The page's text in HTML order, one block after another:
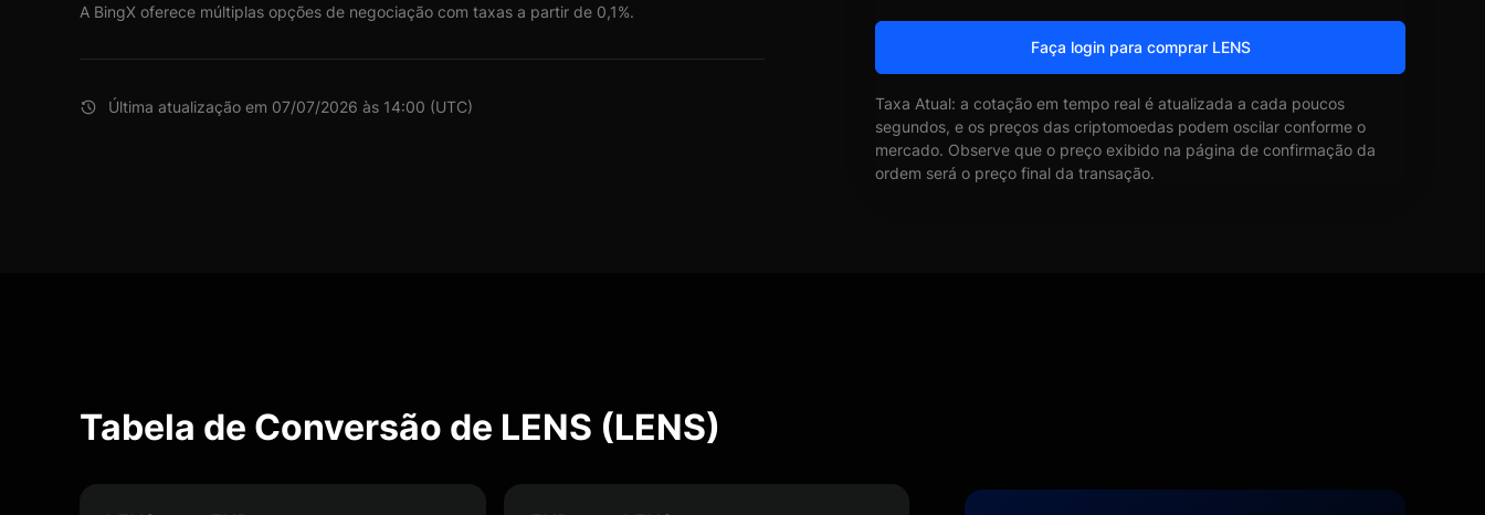
A BingX oferece múltiplas opções de negociação com taxas a partir de 0,1%.
Última atualização em 07/07/2026 às 14:00 (UTC)
Faça login para comprar LENS
Taxa Atual: a cotação em tempo real é atualizada a cada poucos
segundos, e os preços das criptomoedas podem oscilar conforme o
mercado. Observe que o preço exibido na página de confirmação da
ordem será o preço final da transação.
Tabela de Conversão de LENS (LENS)